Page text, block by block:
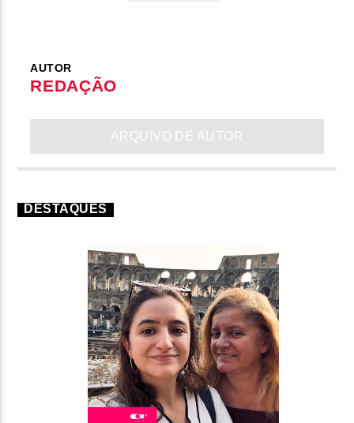
AUTOR
REDAÇÃO
ARQUIVO DE AUTOR
DESTAQUES